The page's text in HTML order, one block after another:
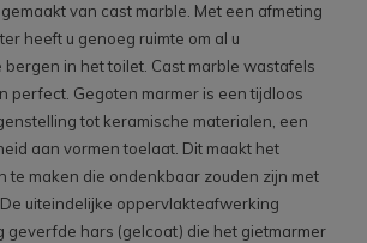
van cast marble. Met een afmeting
heeft u genoeg ruimte om al u
in het toilet. Cast marble wastafels
perfect. Gegoten marmer is een tijdloos
tot keramische materialen, een
aan vormen toelaat. Dit maakt het
te maken die ondenkbaar zouden zijn met
uiteindelijke oppervlakteafwerking
geverfde hars (gelcoat) die het gietmarmer